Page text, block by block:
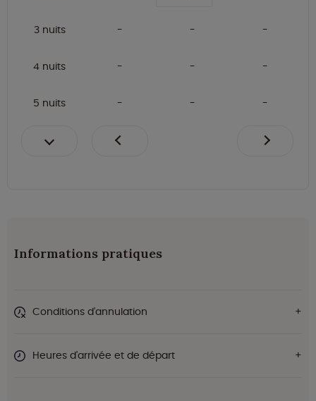
3 nuits
4 nuits
5 nuits
Informations pratiques
Conditions d'annulation
Heures d'arrivée et de départ